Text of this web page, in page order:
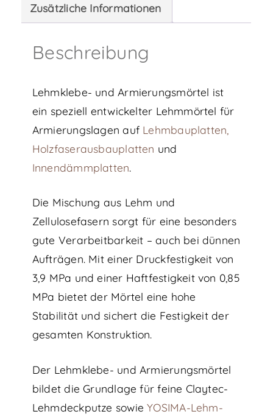
Zusätzliche Informationen
Beschreibung
Lehmklebe- und Armierungsmörtel ist
ein speziell entwickelter Lehmmörtel für
Armierungslagen auf Lehmbauplatten,
Holzfaserausbauplatten und
Innendämmplatten.
Die Mischung aus Lehm und
Zellulosefasern sorgt für eine besonders
gute Verarbeitbarkeit – auch bei dünnen
Aufträgen. Mit einer Druckfestigkeit von
3,9 MPa und einer Haftfestigkeit von 0,85
MPa bietet der Mörtel eine hohe
Stabilität und sichert die Festigkeit der
gesamten Konstruktion.
Der Lehmklebe- und Armierungsmörtel
bildet die Grundlage für feine Claytec-
Lehmdeckputze sowieYOSIMA-Lehm-